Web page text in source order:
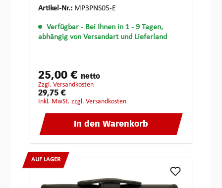
Artikel-Nr.: MP3PNS05-E
Verfügbar - Bei Ihnen in 1 - 9 Tagen,
abhängig von Versandart und Lieferland
25,00 € netto
zzgl. Versandkosten
29,75 €
inkl. MwSt. zzgl. Versandkosten
In den Warenkorb
AUF LAGER